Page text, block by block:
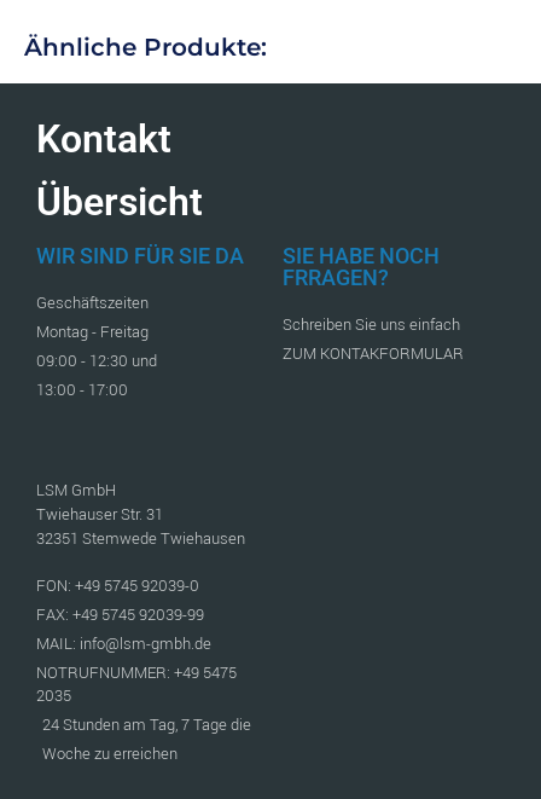
Ähnliche Produkte:
Kontakt
Übersicht
WIR SIND FÜR SIE DA
Geschäftszeiten
Montag - Freitag
09:00 - 12:30 und
13:00 - 17:00
LSM GmbH
Twiehauser Str. 31
32351 Stemwede Twiehausen
FON: +49 5745 92039-0
FAX: +49 5745 92039-99
MAIL: info@lsm-gmbh.de
NOTRUFNUMMER: +49 5475
2035
24 Stunden am Tag, 7 Tage die
Woche zu erreichen
SIE HABE NOCH
FRRAGEN?
Schreiben Sie uns einfach
ZUM KONTAKFORMULAR